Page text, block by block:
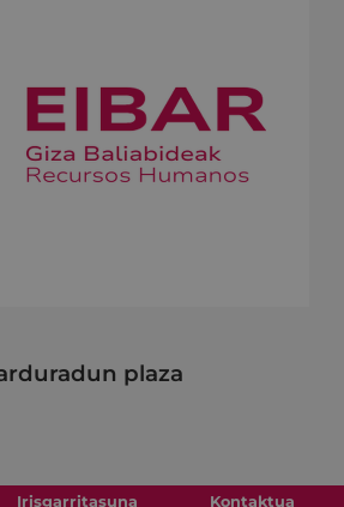
plaza
Irisgarritasuna Kontaktua